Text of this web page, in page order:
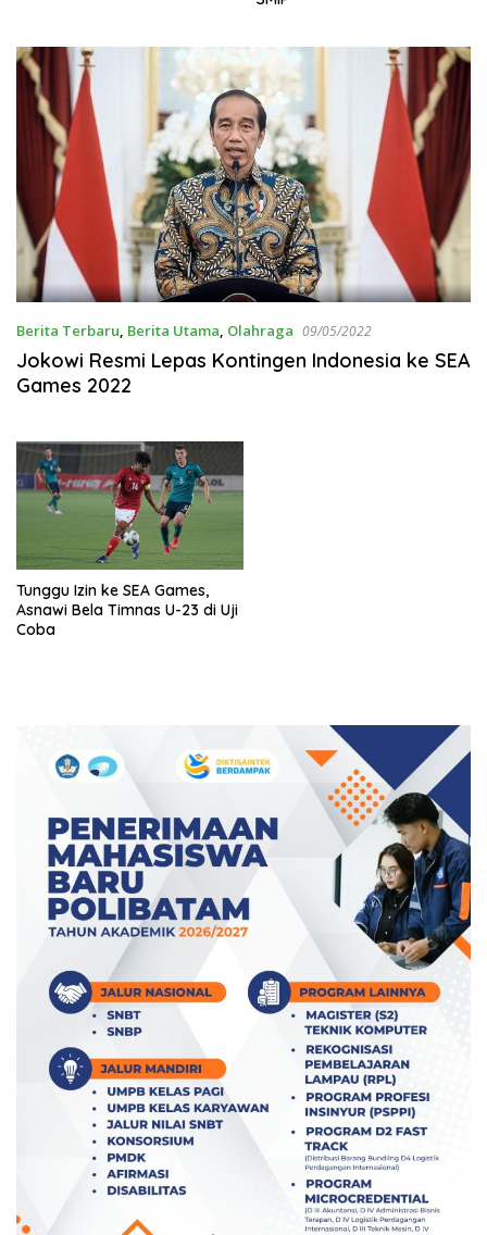
Berita Terbaru, Berita Utama, Olahraga 09/05/2022
Jokowi Resmi Lepas Kontingen Indonesia ke SEA
Games 2022
Tunggu Izin ke SEA Games,
Asnawi Bela Timnas U-23 di Uji
Coba